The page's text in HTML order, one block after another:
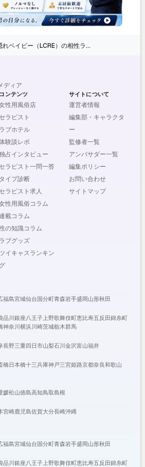
【隠れベイビー（LCRE）の相性ランキング】全16タイプとの相性を徹底解説
ディア
コンテンツ
性用風俗店
セラピスト
ラブホテル
験談レポ
占インタビュー
セラピスト一問一答
タイプ診断
セラピスト求人
性用風俗コラム
載コラム
の知識コラム
ラブグッズ
ツイキャスランキン
グ
サイトについて
運営者情報
編集部・キャラクタ
ー
監修者一覧
アンバサダー一覧
編集ポリシー
お問い合わせ
サイトマップ
福島宮城仙台 国分町青森岩手盛岡山形秋田
品川 銀座八王子上野歌舞伎町恵比寿五反田錦糸町
神奈川 横浜川崎茨城栃木群馬
長野三重四日市山梨石川 金沢富山福井
橋日本橋十三兵庫神戸三宮姫路京都奈良和歌山
媛松山徳島高知鳥取島根
宮崎鹿児島佐賀大分長崎沖縄
福島宮城仙台 国分町青森岩手盛岡山形秋田
品川 銀座八王子上野歌舞伎町恵比寿五反田錦糸町